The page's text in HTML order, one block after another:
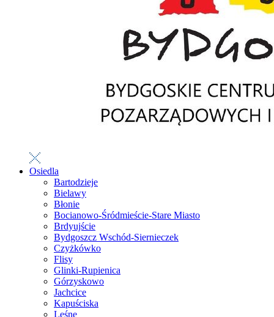
Osiedla
Bartodzieje
Bielawy
Błonie
Bocianowo-Śródmieście-Stare Miasto
Brdyujście
Bydgoszcz Wschód-Siernieczek
Czyżkówko
Flisy
Glinki-Rupienica
Górzyskowo
Jachcice
Kapuściska
Leśne